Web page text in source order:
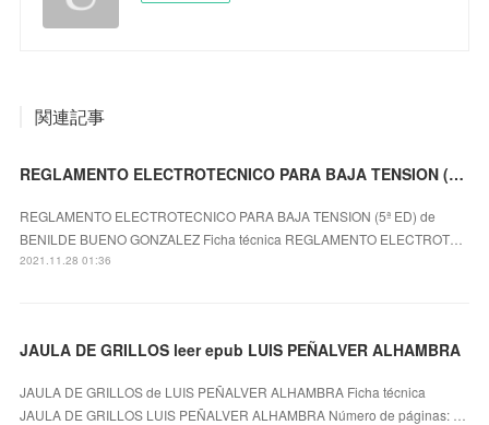
関連記事
REGLAMENTO ELECTROTECNICO PARA BAJA TENSION (5ª ED) ePub gratis
REGLAMENTO ELECTROTECNICO PARA BAJA TENSION (5ª ED) de
BENILDE BUENO GONZALEZ Ficha técnica REGLAMENTO ELECTROT…
2021.11.28 01:36
JAULA DE GRILLOS leer epub LUIS PEÑALVER ALHAMBRA
JAULA DE GRILLOS de LUIS PEÑALVER ALHAMBRA Ficha técnica
JAULA DE GRILLOS LUIS PEÑALVER ALHAMBRA Número de páginas: …